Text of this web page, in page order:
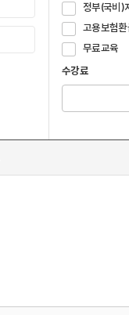
정부(국비)
고용보험
무료교육
수강료